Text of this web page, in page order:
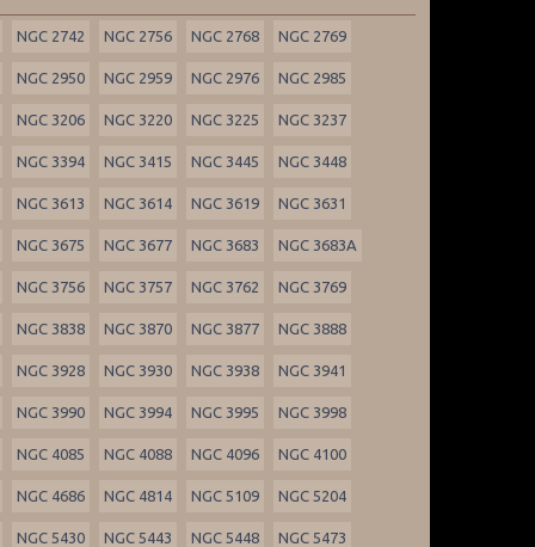
NGC 2742 NGC 2756 NGC 2768 NGC 2769
NGC 2950 NGC 2959 NGC 2976 NGC 2985
NGC 3206 NGC 3220 NGC 3225 NGC 3237
NGC 3394 NGC 3415 NGC 3445 NGC 3448
NGC 3613 NGC 3614 NGC 3619 NGC 3631
NGC 3675 NGC 3677 NGC 3683 NGC 3683A
NGC 3756 NGC 3757 NGC 3762 NGC 3769
NGC 3838 NGC 3870 NGC 3877 NGC 3888
NGC 3928 NGC 3930 NGC 3938 NGC 3941
NGC 3990 NGC 3994 NGC 3995 NGC 3998
NGC 4085 NGC 4088 NGC 4096 NGC 4100
NGC 4686 NGC 4814 NGC 5109 NGC 5204
NGC 5430 NGC 5443 NGC 5448 NGC 5473